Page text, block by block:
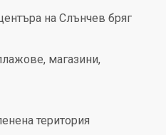
на Слънчев бряг
магазини,
територия